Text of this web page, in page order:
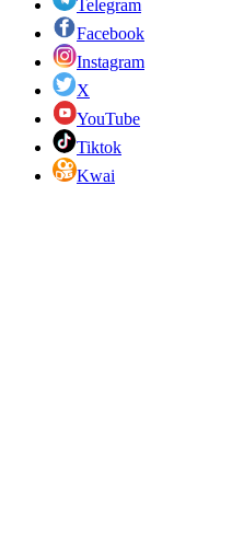
Telegram
Facebook
Instagram
X
YouTube
Tiktok
Kwai